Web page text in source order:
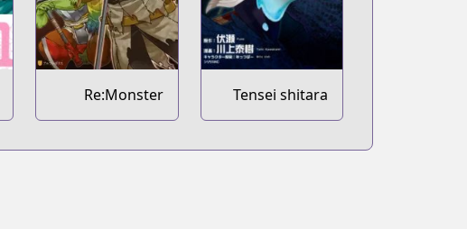
Tensei shitara
Slime Datta Ken
Re:Monster